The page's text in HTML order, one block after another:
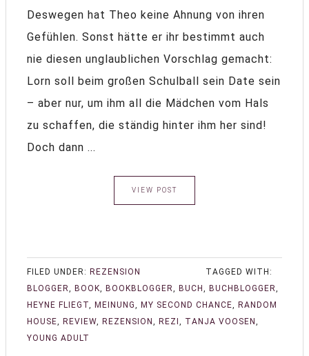
Deswegen hat Theo keine Ahnung von ihren
Gefühlen. Sonst hätte er ihr bestimmt auch
nie diesen unglaublichen Vorschlag gemacht:
Lorn soll beim großen Schulball sein Date sein
– aber nur, um ihm all die Mädchen vom Hals
zu schaffen, die ständig hinter ihm her sind!
Doch dann ...
VIEW POST
FILED UNDER: REZENSION
TAGGED WITH:
BLOGGER, BOOK, BOOKBLOGGER, BUCH , BUCHBLOGGER,
HEYNE FLIEGT, MEINUNG, MY SECOND CHANCE, RANDOM
HOUSE, REVIEW, REZENSION , REZI , TANJA VOOSEN ,
YOUNG ADULT